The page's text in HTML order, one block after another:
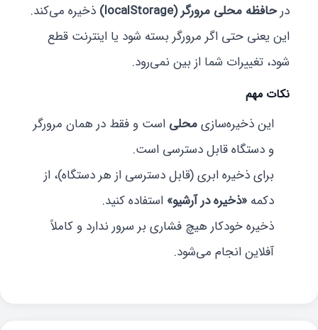
درحافظه محلی مرورگر (localStorage)
ذخیره می‌کند.
این یعنی حتی اگر مرورگر بسته شود یا اینترنت قطع
شود، تغییرات شما از بین نمی‌رود.
نکات مهم
این ذخیره‌سازیمحلی است و فقط در همان مرورگر
و دستگاه قابل دسترسی است.
برای ذخیره ابری (قابل دسترسی از هر دستگاه)، از
دکمه«ذخیره در آرشیو» استفاده کنید.
ذخیره خودکار هیچ فشاری بر سرور ندارد و کاملاً
آفلاین انجام می‌شود.